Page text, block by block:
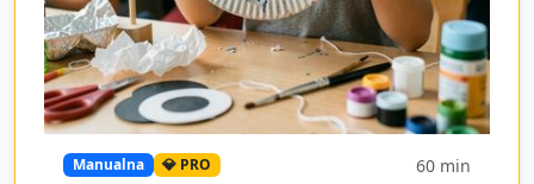
Manualna 💎 PRO 60 min